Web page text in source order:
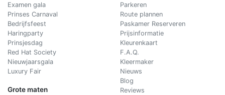
Examen gala
Prinses Carnaval
Bedrijfsfeest
Haringparty
Prinsjesdag
Red Hat Society
Nieuwjaarsgala
Luxury Fair
Grote maten
Parkeren
Route plannen
Paskamer Reserveren
Prijsinformatie
Kleurenkaart
F.A.Q.
Kleermaker
Nieuws
Blog
Reviews